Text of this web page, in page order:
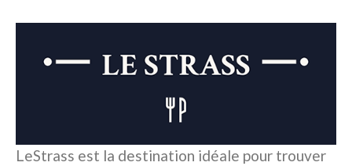
LeStrass est la destination idéale pour trouver